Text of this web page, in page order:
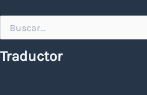
por:
Traductor